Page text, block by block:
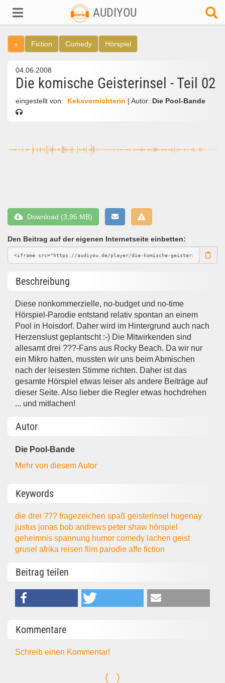
AUDIYOU
« Fiction Comedy Hörspiel
04.06.2008
Die komische Geisterinsel - Teil 02
eingestellt von: Keksvernichterin | Autor: Die Pool-Bande
Download (3,95 MB)
Den Beitrag auf der eigenen Internetseite einbetten:
Beschreibung
Diese nonkommerzielle, no-budget und no-time
Hörspiel-Parodie entstand relativ spontan an einem
Pool in Hoisdorf. Daher wird im Hintergrund auch nach
Herzenslust geplantscht :-) Die Mitwirkenden sind
allesamt drei ???-Fans aus Rocky Beach. Da wir nur
ein Mikro hatten, mussten wir uns beim Abmischen
nach der leisesten Stimme richten. Daher ist das
gesamte Hörspiel etwas leiser als andere Beiträge auf
dieser Seite. Also lieber die Regler etwas hochdrehen
... und mitlachen!
Autor
Die Pool-Bande
Mehr von diesem Autor
Keywords
die drei ???fragezeichenspaßgeisterinsel hugenay
justus jonas bob andrews peter shaw hörspiel
geheimnisspannung humorcomedy lachengeist
gruselafrika reisenfilm parodieaffefiction
Beitrag teilen
Kommentare
Schreib einen Kommentar!